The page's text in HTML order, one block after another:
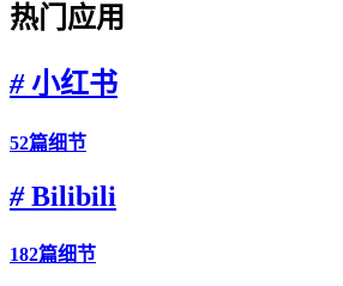
热门应用
#小红书
52篇细节
#Bilibili
182篇细节